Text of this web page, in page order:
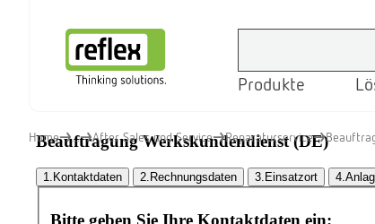
Produkte
Home ... After Sales und Service Reparaturservice